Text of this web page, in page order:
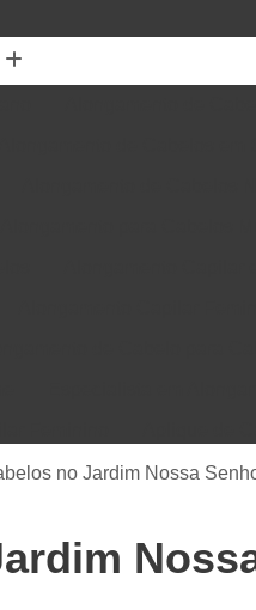
Natural
Apliques de
Manutenção de
no Jardim Nossa